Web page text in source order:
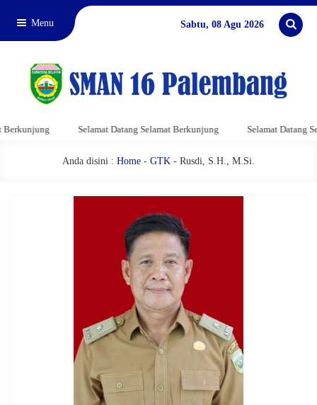
Menu Sabtu, 08 Agu 2026
Selamat Datang Selamat Berkunjung Selamat Datang
Anda disini : Home - GTK - Rusdi, S.H., M.Si.